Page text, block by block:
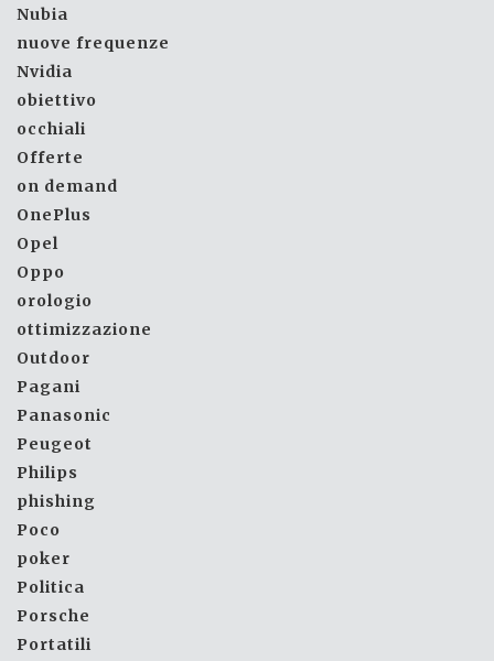
Nubia
nuove frequenze
Nvidia
obiettivo
occhiali
Offerte
on demand
OnePlus
Opel
Oppo
orologio
ottimizzazione
Outdoor
Pagani
Panasonic
Peugeot
Philips
phishing
Poco
poker
Politica
Porsche
Portatili